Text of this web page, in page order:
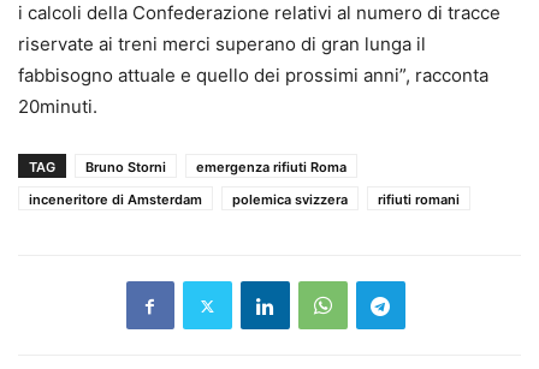
i calcoli della Confederazione relativi al numero di tracce
riservate ai treni merci superano di gran lunga il
fabbisogno attuale e quello dei prossimi anni”, racconta
20minuti.
TAG Bruno Storni
emergenza rifiuti Roma
inceneritore di Amsterdam
polemica svizzera rifiuti romani